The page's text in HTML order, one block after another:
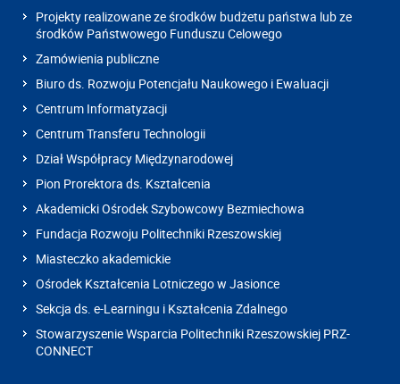
Projekty realizowane ze środków budżetu państwa lub ze
środków Państwowego Funduszu Celowego
Zamówienia publiczne
Biuro ds. Rozwoju Potencjału Naukowego i Ewaluacji
Centrum Informatyzacji
Centrum Transferu Technologii
Dział Współpracy Międzynarodowej
Pion Prorektora ds. Kształcenia
Akademicki Ośrodek Szybowcowy Bezmiechowa
Fundacja Rozwoju Politechniki Rzeszowskiej
Miasteczko akademickie
Ośrodek Kształcenia Lotniczego w Jasionce
Sekcja ds. e-Learningu i Kształcenia Zdalnego
Stowarzyszenie Wsparcia Politechniki Rzeszowskiej PRZ-
CONNECT